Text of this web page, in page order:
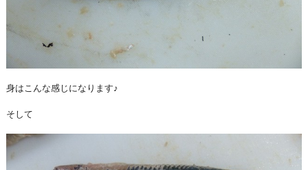
身はこんな感じになります♪
そして